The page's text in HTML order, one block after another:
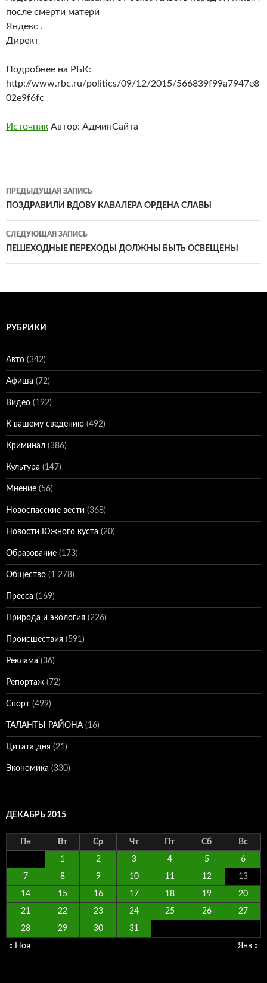
после смерти матери
Яндекс .
Директ
Подробнее на РБК:
http://www.rbc.ru/politics/09/12/2015/566839f99a7947e8
02e9f6fc
Источник Автор: АдминСайта
Навигация
по
записям
ПРЕДЫДУЩАЯ ЗАПИСЬ
ПОЗДРАВИЛИ ВДОВУ КАВАЛЕРА ОРДЕНА СЛАВЫ
СЛЕДУЮЩАЯ ЗАПИСЬ
ПЕШЕХОДНЫЕ ПЕРЕХОДЫ ДОЛЖНЫ БЫТЬ ОСВЕЩЕНЫ
РУБРИКИ
Авто (342)
Афиша (72)
Видео (192)
К вашему сведению (492)
Криминал (386)
Культура (147)
Мнение (56)
Новоспасские вести (368)
Новости Южного куста (20)
Образование (173)
Общество (1 278)
Пресса (169)
Природа и экология (226)
Происшествия (591)
Реклама (36)
Репортаж (72)
Спорт (499)
ТАЛАНТЫ РАЙОНА(16)
Цитата дня (21)
Экономика (330)
ДЕКАБРЬ 2015
Пн Вт Ср Чт Пт Сб Вс
1 2 3 4 5 6
7 8 9 10 11 12 13
14 15 16 17 18 19 20
21 22 23 24 25 26 27
28 29 30 31
« Ноя Янв »